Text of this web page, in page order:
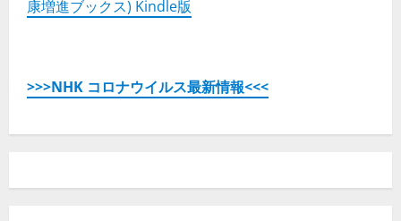
康増進ブックス) Kindle版
>>>NHK コロナウイルス最新情報<<<